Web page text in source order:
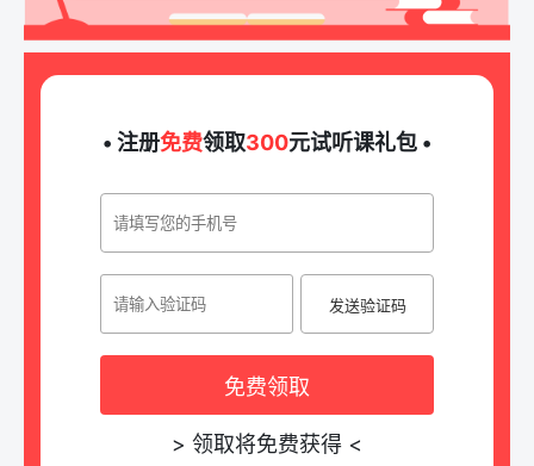
• 注册免费领取300元试听课礼包 •
发送验证码
免费领取
> 领取将免费获得 <